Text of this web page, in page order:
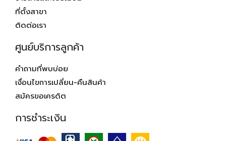
ที่ตั้งสาขา
ติดต่อเรา
ศูนย์บริการลูกค้า
คำถามที่พบบ่อย
เงื่อนไขการเปลี่ยน-คืนสินค้า
สมัครขอเครดิต
การชำระเงิน